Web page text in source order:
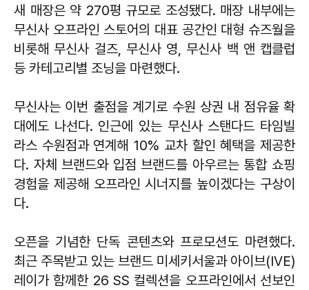
새 매장은 약 270평 규모로 조성됐다. 매장 내부에는
무신사 오프라인 스토어의 대표 공간인 대형 슈즈월을
비롯해 무신사 걸즈, 무신사 영, 무신사 백 앤 캡클럽
등 카테고리별 조닝을 마련했다.
무신사는 이번 출점을 계기로 수원 상권 내 점유율 확
대에도 나선다. 인근에 있는 무신사 스탠다드 타임빌
라스 수원점과 연계해 10% 교차 할인 혜택을 제공한
다. 자체 브랜드와 입점 브랜드를 아우르는 통합 쇼핑
경험을 제공해 오프라인 시너지를 높이겠다는 구상이
다.
오픈을 기념한 단독 콘텐츠와 프로모션도 마련했다.
최근 주목받고 있는 브랜드 미세키서울과 아이브(IVE)
레이가 함께한 26 SS 컬렉션을 오프라인에서 선보인